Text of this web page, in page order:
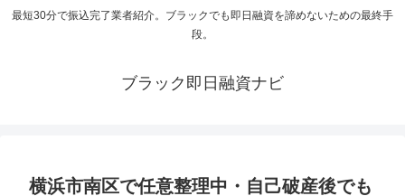
最短30分で振込完了業者紹介。ブラックでも即日融資を諦めないための最終手
段。
ブラック即日融資ナビ
横浜市南区で任意整理中・自己破産後でも